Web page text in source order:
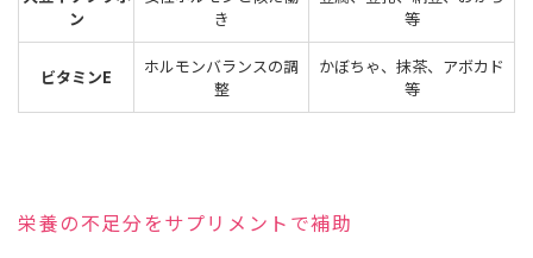
ン
き
等
ビタミンE
ホルモンバランスの調
整
かぼちゃ、抹茶、アボカド
等
栄養の不足分をサプリメントで補助